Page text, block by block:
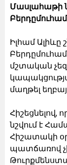
Մասլահաթի
Իլհամ Ալիևը
մշտական
մաղթել
Հիշեցնելով,
նշվում է
Հիշատակի
պատճառով